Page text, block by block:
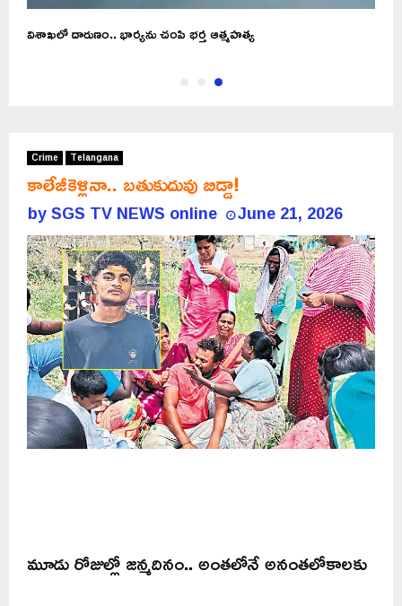
విశాఖలో దారుణం.. భార్యను చంపి భర్త ఆత్మహత్య
Crime Telangana
కాలేజీకెళ్లినా.. బతుకుదువు బిడ్డా!
bySGS TV NEWS online June 21, 2026
మూడు రోజుల్లో జన్మదినం.. అంతలోనే అనంతలోకాలకు